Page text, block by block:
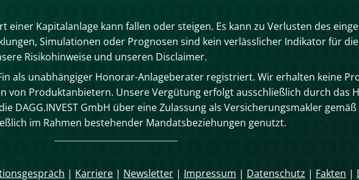
einer Kapitalanlage kann fallen oder steigen. Es kann zu Verlusten des
Simulationen oder Prognosen sind kein verlässlicher Indikator für
Risikohinweise und unseren Disclaimer.
als unabhängiger Honorar-Anlageberater registriert. Wir erhalten keine
von Produktanbietern. Unsere Vergütung erfolgt ausschließlich durch das
DAGG.INVEST GmbH über eine Zulassung als Versicherungsmakler gemäß
im Rahmen bestehender Mandatsbeziehungen genutzt.
| Karriere | Newsletter | Impressum | Datenschutz | Fakten |